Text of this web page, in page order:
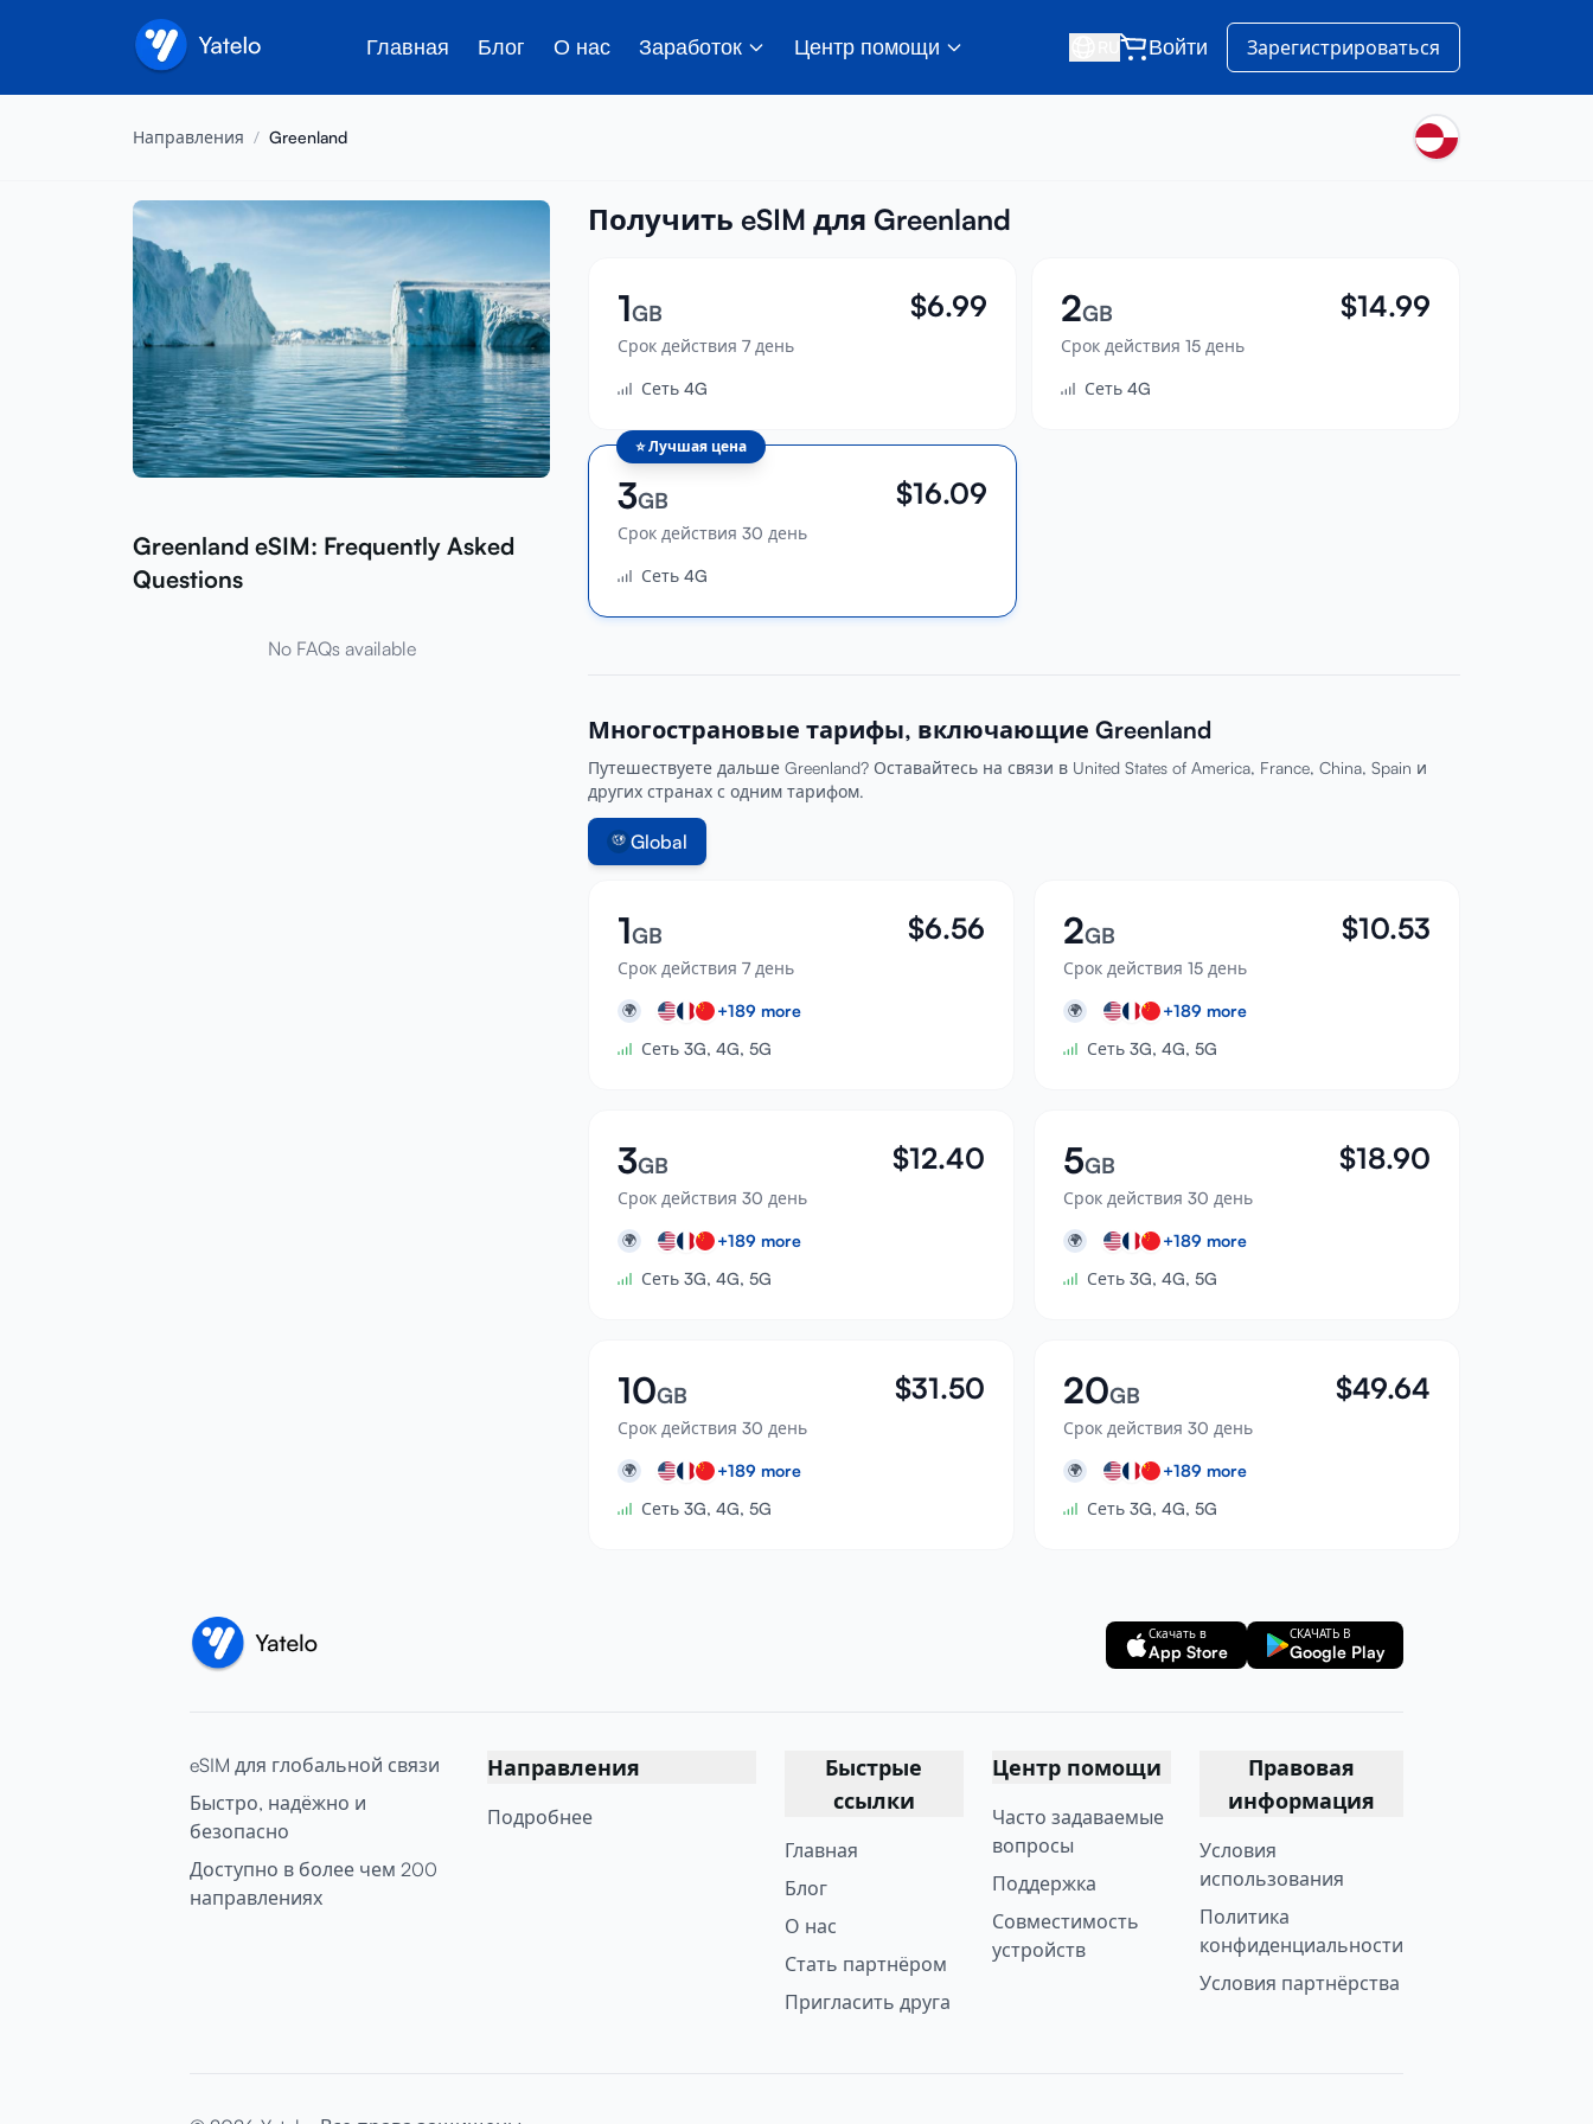
Главная Блог О нас Заработок Центр помощи Войти Зарегистрироваться
Направления / Greenland
Greenland eSIM: Frequently Asked
Questions
No FAQs available
Получить eSIM для Greenland
1GB
Срок действия 7 день
$6.99
Сеть 4G
2GB
Срок действия 15 день
$14.99
Сеть 4G
⭐Лучшая цена
3GB
Срок действия 30 день
$16.09
Сеть 4G
Многострановые тарифы, включающие Greenland
Путешествуете дальше Greenland? Оставайтесь на связи в United States of America, France, China, Spain и
других странах с одним тарифом.
Global
1GB
Срок действия 7 день
$6.56
🌍 +189 more
Сеть 3G, 4G, 5G
2GB
Срок действия 15 день
$10.53
🌍 +189 more
Сеть 3G, 4G, 5G
3GB
Срок действия 30 день
$12.40
🌍 +189 more
Сеть 3G, 4G, 5G
5GB
Срок действия 30 день
$18.90
🌍 +189 more
Сеть 3G, 4G, 5G
10GB
Срок действия 30 день
$31.50
🌍 +189 more
Сеть 3G, 4G, 5G
20GB
Срок действия 30 день
$49.64
🌍 +189 more
Сеть 3G, 4G, 5G
Скачать в
App Store
СКАЧАТЬ В
Google Play
eSIM для глобальной связи
Быстро, надёжно и
безопасно
Доступно в более чем 200
направлениях
Направления
Подробнее
Быстрые
ссылки
Главная
Блог
О нас
Стать партнёром
Пригласить друга
Центр помощи
Часто задаваемые
вопросы
Поддержка
Совместимость
устройств
Правовая
информация
Условия
использования
Политика
конфиденциальности
Условия партнёрства